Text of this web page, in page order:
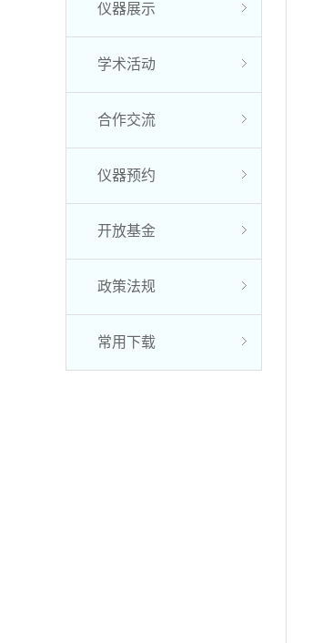
仪器展示
学术活动
合作交流
仪器预约
开放基金
政策法规
常用下载